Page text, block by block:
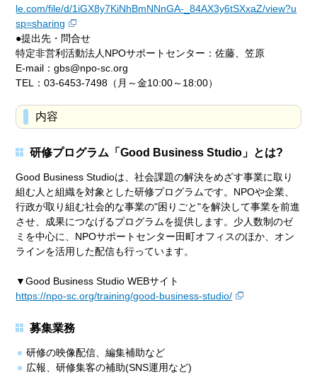
le.com/file/d/1iGX8y7KiNhBmNNnGA-_84AX3y6tSXxaZ/view?u
sp=sharing
●提出先・問合せ
特定非営利活動法人NPOサポートセンター：佐藤、笠原
E-mail：gbs@npo-sc.org
TEL：03-6453-7498（月～金10:00～18:00）
内容
研修プログラム「Good Business Studio」とは?
Good Business Studioは、社会課題の解決をめざす事業に取り
組む人と組織を対象とした研修プログラムです。NPOや企業、
行政が取り組む社会的な事業の"困りごと"を解決して事業を前進
させ、成果につなげるプログラムを提供します。少人数制のゼ
ミを中心に、NPOサポートセンター田町オフィスのほか、オン
ラインを活用した配信も行っています。
▼Good Business Studio WEBサイト
https://npo-sc.org/training/good-business-studio/
募集業務
研修の映像配信、編集補助など
広報、研修集客の補助(SNS運用など)